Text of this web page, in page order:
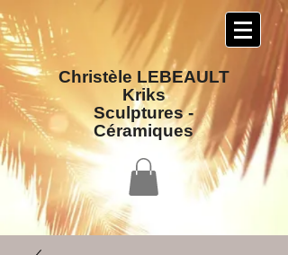
Christèle LEBEAULT
Kriks
Sculptures​ -
Céramiques